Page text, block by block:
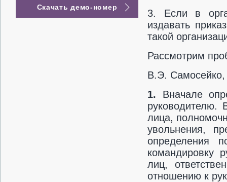
Скачать демо-номер
3. Если в
издавать
такой
Рассмотрим
В.Э. Самосейко,
1. Вначале
руководителю.
лица,
увольнения,
определения
командировку
лиц,
отношению к